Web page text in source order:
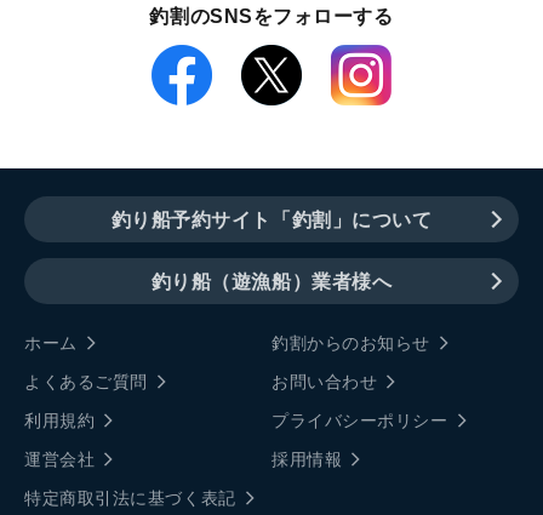
釣割のSNSをフォローする
釣り船予約サイト「釣割」について
釣り船（遊漁船）業者様へ
ホーム
釣割からのお知らせ
よくあるご質問
お問い合わせ
利用規約
プライバシーポリシー
運営会社
採用情報
特定商取引法に基づく表記